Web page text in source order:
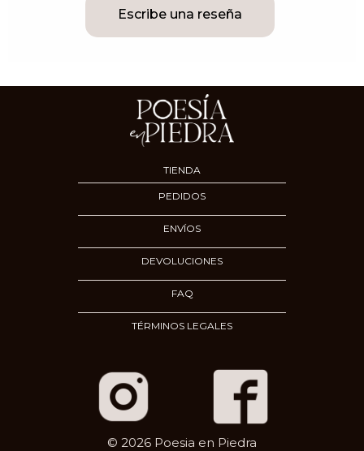
Escribe una reseña
TIENDA
PEDIDOS
ENVÍOS
DEVOLUCIONES
FAQ
TÉRMINOS LEGALES
© 2026 Poesia en Piedra